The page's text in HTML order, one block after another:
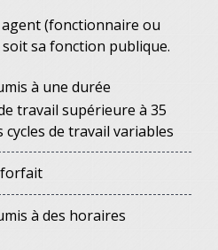
(fonctionnaire ou
sa fonction publique.
à une durée
travail supérieure à 35
cycles de travail variables
à des horaires